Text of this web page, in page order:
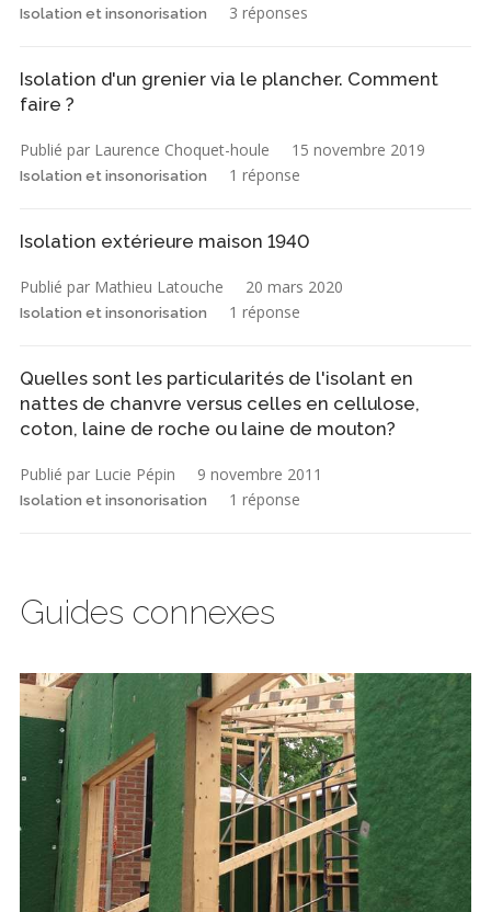
Isolation et insonorisation 3 réponses
Isolation d'un grenier via le plancher. Comment
faire ?
Publié par Laurence Choquet-houle 15 novembre 2019
Isolation et insonorisation 1 réponse
Isolation extérieure maison 1940
Publié par Mathieu Latouche 20 mars 2020
Isolation et insonorisation 1 réponse
Quelles sont les particularités de l'isolant en
nattes de chanvre versus celles en cellulose,
coton, laine de roche ou laine de mouton?
Publié par Lucie Pépin 9 novembre 2011
Isolation et insonorisation 1 réponse
Guides connexes